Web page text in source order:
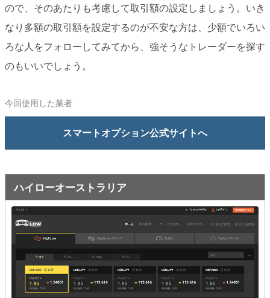
ので、そのあたりも考慮して取引額の設定しましょう。いき
なり多額の取引額を設定するのが不安な方は、少額でいろい
ろな人をフォローしてみてから、強そうなトレーダーを探す
のもいいでしょう。
今回使用した業者
スマートオプション公式サイトへ
ハイローオーストラリア